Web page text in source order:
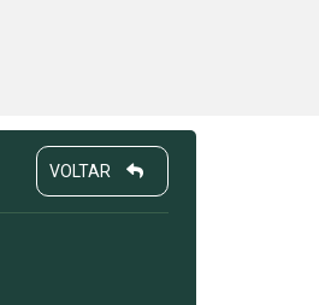
VOLTAR